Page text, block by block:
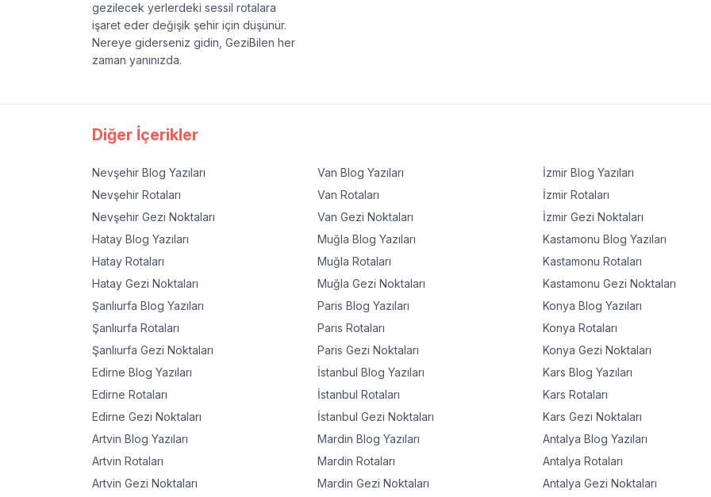
gezilecek yerlerdeki sessil rotalara
işaret eder değişik şehir için düşünür.
Nereye giderseniz gidin, GeziBilen her
zaman yanınızda.
Diğer İçerikler
Nevşehir Blog Yazıları
Nevşehir Rotaları
Nevşehir Gezi Noktaları
Hatay Blog Yazıları
Hatay Rotaları
Hatay Gezi Noktaları
Şanlıurfa Blog Yazıları
Şanlıurfa Rotaları
Şanlıurfa Gezi Noktaları
Edirne Blog Yazıları
Edirne Rotaları
Edirne Gezi Noktaları
Artvin Blog Yazıları
Artvin Rotaları
Artvin Gezi Noktaları
Van Blog Yazıları
Van Rotaları
Van Gezi Noktaları
Muğla Blog Yazıları
Muğla Rotaları
Muğla Gezi Noktaları
Paris Blog Yazıları
Paris Rotaları
Paris Gezi Noktaları
İstanbul Blog Yazıları
İstanbul Rotaları
İstanbul Gezi Noktaları
Mardin Blog Yazıları
Mardin Rotaları
Mardin Gezi Noktaları
İzmir Blog Yazıları
İzmir Rotaları
İzmir Gezi Noktaları
Kastamonu Blog Yazıları
Kastamonu Rotaları
Kastamonu Gezi Noktaları
Konya Blog Yazıları
Konya Rotaları
Konya Gezi Noktaları
Kars Blog Yazıları
Kars Rotaları
Kars Gezi Noktaları
Antalya Blog Yazıları
Antalya Rotaları
Antalya Gezi Noktaları